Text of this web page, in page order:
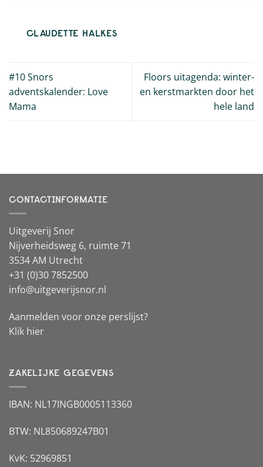
CLAUDETTE HALKES
#10 Snors
adventskalender: Love
Mama
Floors uitagenda: winter-
en kerstmarkten door het
hele land
CONTACTINFORMATIE
Uitgeverij Snor
Nijverheidsweg 6, ruimte 71
3534 AM Utrecht
+31 (0)30 7852500
info@uitgeverijsnor.nl
Aanmelden voor onze perslijst?
Klik hier
ZAKELIJKE GEGEVENS
IBAN: NL17INGB0005113360
BTW: NL850689247B01
KvK: 52969851